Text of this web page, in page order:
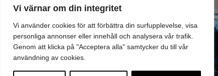
Vi värnar om din integritet
Vi använder cookies för att förbättra din surfupplevelse, visa
personliga annonser eller innehåll och analysera vår trafik.
Genom att klicka på "Acceptera alla" samtycker du till vår
användning av cookies.